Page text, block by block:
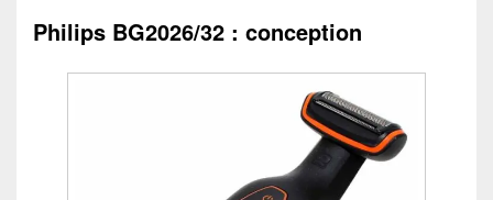
Philips BG2026/32 : conception